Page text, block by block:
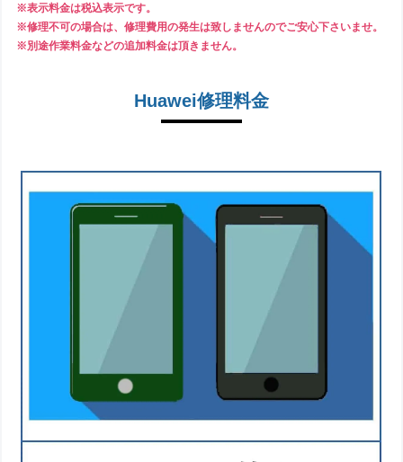
※表示料金は税込表示です。
※修理不可の場合は、修理費用の発生は致しませんのでご安心下さいませ。
※別途作業料金などの追加料金は頂きません。
Huawei修理料金